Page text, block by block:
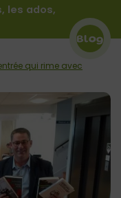
les ados,
Blog
qui rime avec